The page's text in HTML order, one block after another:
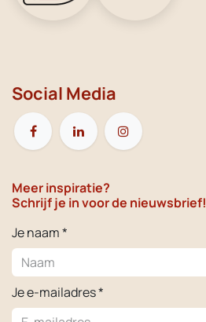
Social Media
Meer inspiratie?
Schrijf je in voor de nieuwsbrief!
Je naam *
Je e-mailadres *